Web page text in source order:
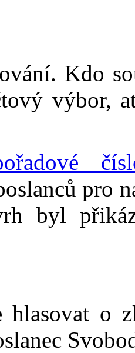
Kdo
výbor,
pro
byl
hlasovat o